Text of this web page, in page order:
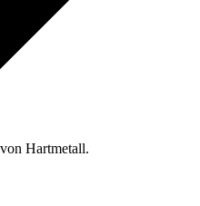
Hartmetall.